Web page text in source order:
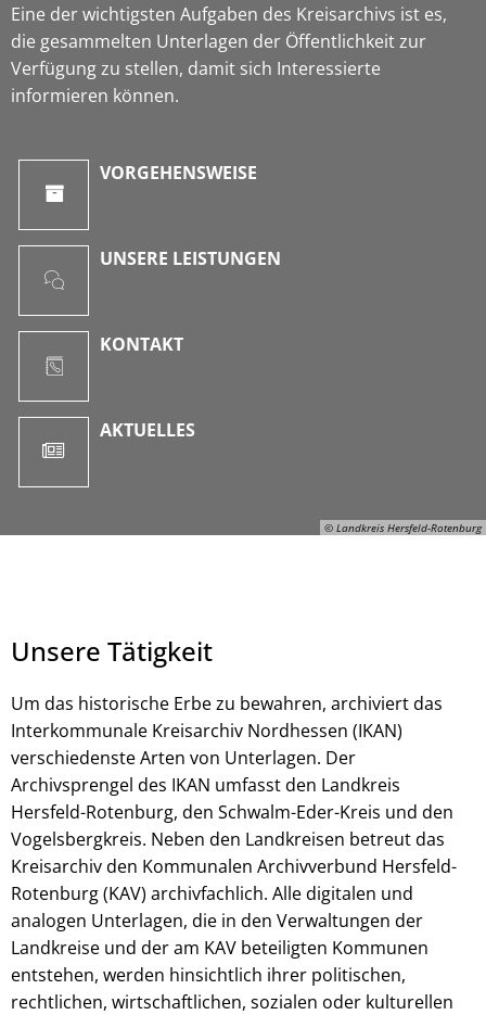
© Landkreis Hersfeld-Rotenburg
© Landkreis Hersfeld-Rotenburg
Eine der wichtigsten Aufgaben des Kreisarchivs ist es,
die gesammelten Unterlagen der Öffentlichkeit zur
Verfügung zu stellen, damit sich Interessierte
informieren können.
VORGEHENSWEISE
UNSERE LEISTUNGEN
KONTAKT
AKTUELLES
Unsere Tätigkeit
Um das historische Erbe zu bewahren, archiviert das
Interkommunale Kreisarchiv Nordhessen (IKAN)
verschiedenste Arten von Unterlagen. Der
Archivsprengel des IKAN umfasst den Landkreis
Hersfeld-Rotenburg, den Schwalm-Eder-Kreis und den
Vogelsbergkreis. Neben den Landkreisen betreut das
Kreisarchiv den Kommunalen Archivverbund Hersfeld-
Rotenburg (KAV) archivfachlich. Alle digitalen und
analogen Unterlagen, die in den Verwaltungen der
Landkreise und der am KAV beteiligten Kommunen
entstehen, werden hinsichtlich ihrer politischen,
rechtlichen, wirtschaftlichen, sozialen oder kulturellen